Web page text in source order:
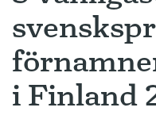
i Finland